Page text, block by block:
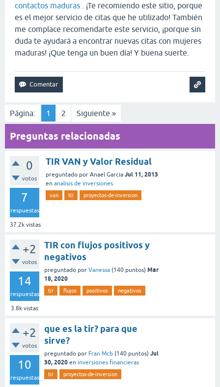
contactos maduras . ¡Te recomiendo este sitio, porque
es el mejor servicio de citas que he utilizado! También
me complace recomendarte este servicio, ¡porque sin
duda te ayudará a encontrar nuevas citas con mujeres
maduras! ¡Que tenga un buen día! Y buena suerte.
Página: 1 2 Siguiente »
Preguntas relacionadas
0
votos
7
respuestas
37.2k vistas
TIR VAN y Valor Residual
preguntado por Anael Garcia Jul 11, 2013
en analisis de inversiones
van tir proyectos-de-inversion
+2
votos
14
respuestas
3.8k vistas
TIR con flujos positivos y
negativos
preguntado por Vanessa (140 puntos) Mar
18, 2020
tir flujos positivos negativos
+2
votos
10
respuestas
que es la tir? para que
sirve?
preguntado por Fran Mcb (140 puntos) Jul
30, 2020 en inversiones financieras
tir proyectos-de-inversion